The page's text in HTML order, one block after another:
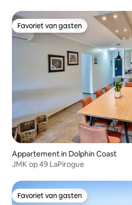
Favoriet van gasten
Favoriet van gasten
Appartement in Dolphin Coast
JMK op 49 LaPirogue
Favoriet van gasten
Favoriet van gasten